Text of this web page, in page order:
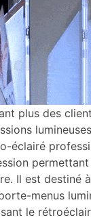
plus des
éclairé
Il est destiné
menus
le